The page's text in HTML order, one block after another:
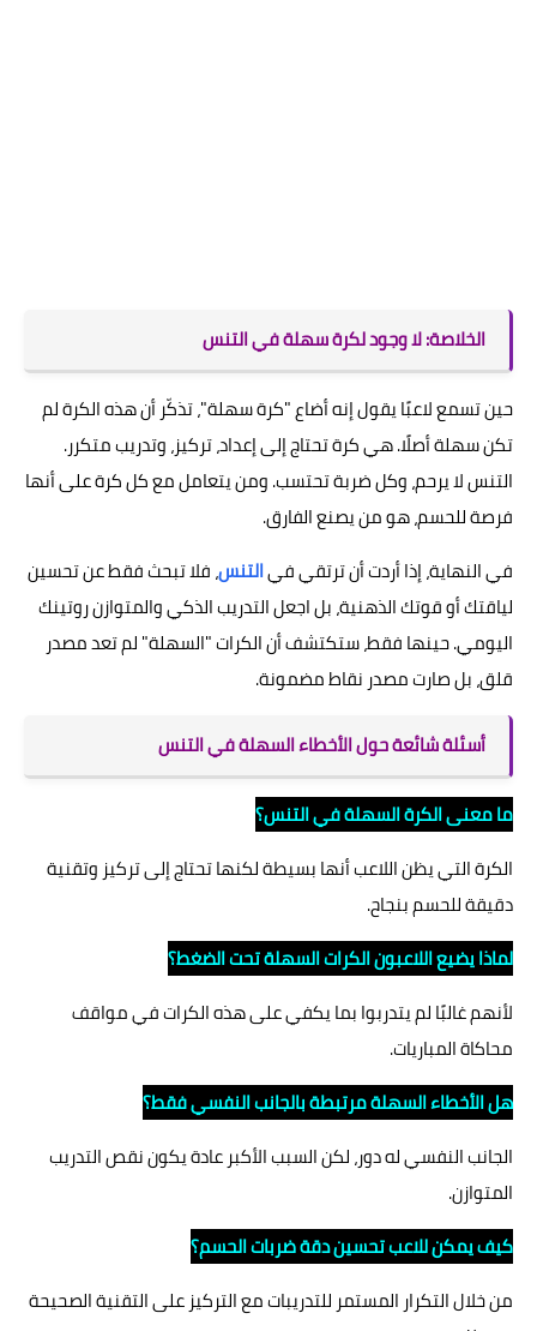
الخلاصة: لا وجود لكرة سهلة في التنس
حين تسمع لاعبًا يقول إنه أضاع "كرة سهلة"، تذكّر أن هذه الكرة لم
تكن سهلة أصلًا. هي كرة تحتاج إلى إعداد، تركيز، وتدريب متكرر.
التنس لا يرحم، وكل ضربة تحتسب. ومن يتعامل مع كل كرة على أنها
فرصة للحسم، هو من يصنع الفارق.
في النهاية، إذا أردت أن ترتقي فيالتنس، فلا تبحث فقط عن تحسين
لياقتك أو قوتك الذهنية، بل اجعل التدريب الذكي والمتوازن روتينك
اليومي. حينها فقط، ستكتشف أن الكرات "السهلة" لم تعد مصدر
قلق، بل صارت مصدر نقاط مضمونة.
أسئلة شائعة حول الأخطاء السهلة في التنس
ما معنى الكرة السهلة في التنس؟
الكرة التي يظن اللاعب أنها بسيطة لكنها تحتاج إلى تركيز وتقنية
دقيقة للحسم بنجاح.
لماذا يضيع اللاعبون الكرات السهلة تحت الضغط؟
لأنهم غالبًا لم يتدربوا بما يكفي على هذه الكرات في مواقف
محاكاة المباريات.
هل الأخطاء السهلة مرتبطة بالجانب النفسي فقط؟
الجانب النفسي له دور، لكن السبب الأكبر عادة يكون نقص التدريب
المتوازن.
كيف يمكن للاعب تحسين دقة ضربات الحسم؟
من خلال التكرار المستمر للتدريبات مع التركيز على التقنية الصحيحة